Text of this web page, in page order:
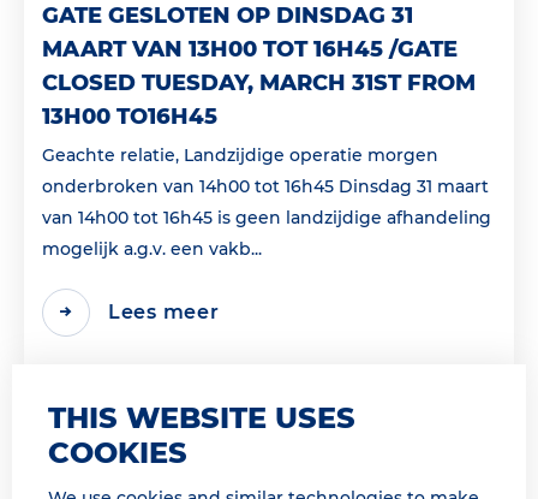
GATE GESLOTEN OP DINSDAG 31
MAART VAN 13H00 TOT 16H45 /GATE
CLOSED TUESDAY, MARCH 31ST FROM
13H00 TO16H45
Geachte relatie, Landzijdige operatie morgen
onderbroken van 14h00 tot 16h45 Dinsdag 31 maart
van 14h00 tot 16h45 is geen landzijdige afhandeling
mogelijk a.g.v. een vakb...
Lees meer
THIS WEBSITE USES
COOKIES